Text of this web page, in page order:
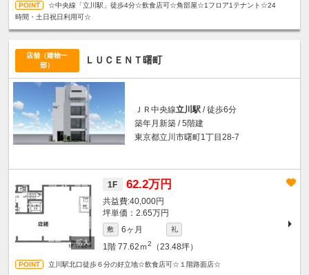
☆中央線「立川駅」徒歩4分☆飲食店可☆角部屋☆1フロア1テナント☆24
時間・土日祝日利用可☆
店舗（建物一
部）
ＬＵＣＥＮＴ曙町
ＪＲ中央線立川駅 / 徒歩6分
築年月新築 / 5階建
東京都立川市曙町1丁目28-7
1F 62.2万円
40,000円
坪単価：2.65万円
敷 6ヶ月 礼
1階 77.62ｍ2 （23.48坪）
立川駅北口徒歩６分の好立地☆飲食店可☆１階路面店☆